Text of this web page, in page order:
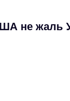
не жаль